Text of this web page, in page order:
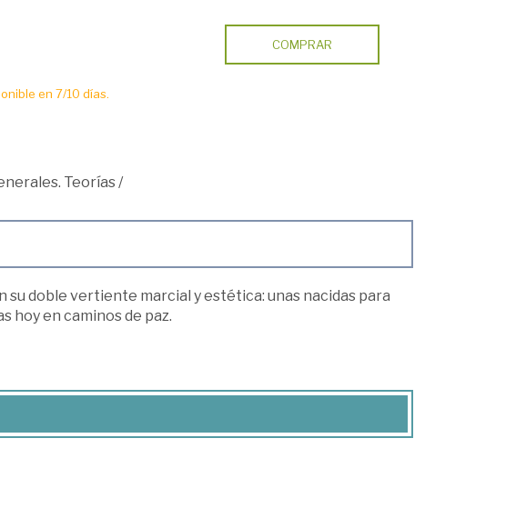
en 7/10 días.
COMPRAR
Teorías/
su doble vertiente marcial y estética: unas nacidas para
hoy en caminos de paz.